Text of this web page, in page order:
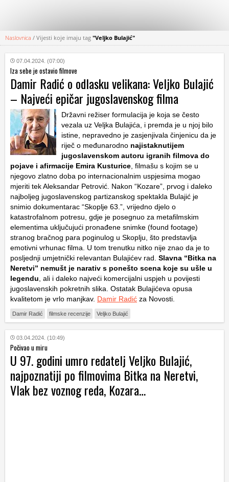
KATEGORIJE
HRVATSKI
WEB
Naslovnica / Vijesti koje imaju tag "Veljko Bulajić"
07.04.2024. (07:00)
Iza sebe je ostavio filmove
Damir Radić o odlasku velikana: Veljko Bulajić
– Najveći epičar jugoslavenskog filma
Državni režiser formulacija je koja se često
vezala uz Veljka Bulajića, i premda je u njoj bilo
istine, nepravedno je zasjenjivala činjenicu da je
riječ o međunarodno najistaknutijem
jugoslavenskom autoru igranih filmova do
pojave i afirmacije Emira Kusturice , filmašu s kojim se u
njegovo zlatno doba po internacionalnim uspjesima mogao
mjeriti tek Aleksandar Petrović. Nakon “Kozare”, prvog i daleko
najboljeg jugoslavenskog partizanskog spektakla Bulajić je
snimio dokumentarac “Skoplje 63.”, vrijedno djelo o
katastrofalnom potresu, gdje je posegnuo za metafilmskim
elementima uključujući pronađene snimke (found footage)
stranog bračnog para poginulog u Skoplju, što predstavlja
emotivni vrhunac filma. U tom trenutku nitko nije znao da je to
posljednji umjetnički relevantan Bulajićev rad. Slavna “Bitka na
Neretvi” nemušt je narativ s ponešto scena koje su ušle u
legendu , ali i daleko najveći komercijalni uspjeh u povijesti
jugoslavenskih pokretnih slika. Ostatak Bulajićeva opusa
kvalitetom je vrlo manjkav. Damir Radić za Novosti.
Damir Radić filmske recenzije Veljko Bulajić
03.04.2024. (10:49)
Počivao u miru
U 97. godini umro redatelj Veljko Bulajić,
najpoznatiji po filmovima Bitka na Neretvi,
Vlak bez voznog reda, Kozara…